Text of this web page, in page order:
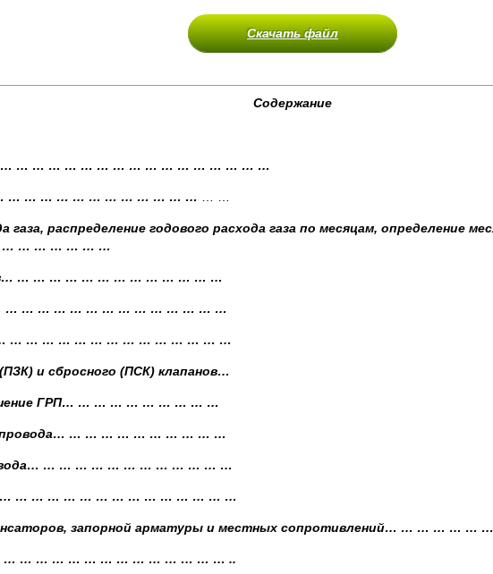
Скачать файл
Содержание
… … … … … … … … … … … … … … …
… … … … … … … … … … … … …
газа, распределение годового расхода газа по месяцам, определение
… … … … … … …
… … … … … … … … … … … … …
… … … … … … … … … … … … … … …
… … … … … … … … … … … … … … … …
и сбросного (ПСК) клапанов…
ГРП… … … … … … … … … …
… … … … … … … … … …
… … … … … … … … … … … …
… … … … … … … … … … … … … … …
запорной арматуры и местных сопротивлений… … …
… … … … … … … … … … … … … … … ..